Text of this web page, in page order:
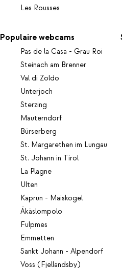
Les Rousses
Populaire webcams
Pas de la Casa - Grau Roi
Steinach am Brenner
Val di Zoldo
Unterjoch
Sterzing
Mauterndorf
Bürserberg
St. Margarethen im Lungau
St. Johann in Tirol
La Plagne
Ulten
Kaprun - Maiskogel
Äkäslompolo
Fulpmes
Emmetten
Sankt Johann - Alpendorf
Voss (Fjellandsby)